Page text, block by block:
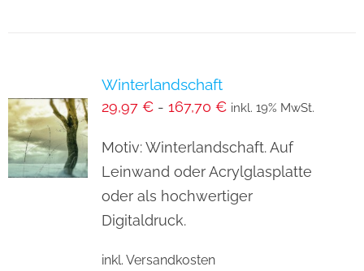
auf.
Optionen
können
auf
gewählt
Winterlandschaft
29,97 €- 167,70 € inkl. 19% MwSt.
Motiv: Winterlandschaft. Auf
Leinwand oder Acrylglasplatte
oder als hochwertiger
Digitaldruck.
inkl. Versandkosten